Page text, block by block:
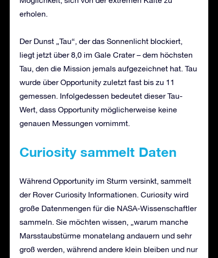
erholen.
Der Dunst „Tau“, der das Sonnenlicht blockiert,
liegt jetzt über 8,0 im Gale Crater – dem höchsten
Tau, den die Mission jemals aufgezeichnet hat. Tau
wurde über Opportunity zuletzt fast bis zu 11
gemessen. Infolgedessen bedeutet dieser Tau-
Wert, dass Opportunity möglicherweise keine
genauen Messungen vornimmt.
Curiosity sammelt Daten
Während Opportunity im Sturm versinkt, sammelt
der Rover Curiosity Informationen. Curiosity wird
große Datenmengen für die NASA-Wissenschaftler
sammeln. Sie möchten wissen, „warum manche
Marsstaubstürme monatelang andauern und sehr
groß werden, während andere klein bleiben und nur